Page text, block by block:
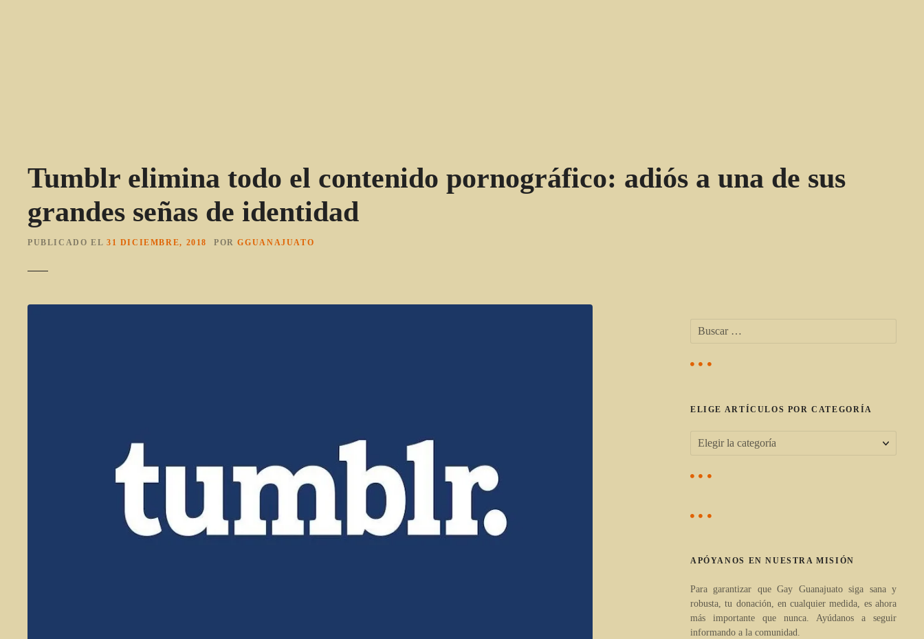
Tumblr elimina todo el contenido pornográfico: adiós a una de sus
grandes señas de identidad
PUBLICADO EL 31 DICIEMBRE, 2018 POR GGUANAJUATO
c
:ELIGE ARTÍCULOS POR CATEGORÍA
E
r
t
í
c
APÓYANOS EN NUESTRA MISIÓN
Para garantizar que Gay Guanajuato siga sana y
robusta, tu donación, en cualquier medida, es ahora
más importante que nunca. Ayúdanos a seguir
informando a la comunidad.